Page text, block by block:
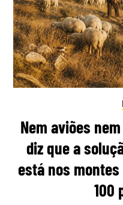
Nem aviões
diz que a
está nos
100